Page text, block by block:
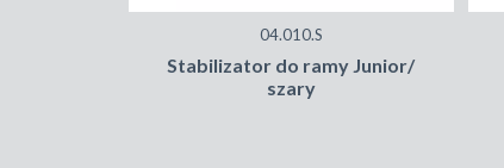
04.010.S
Stabilizator do ramy Junior/
szary